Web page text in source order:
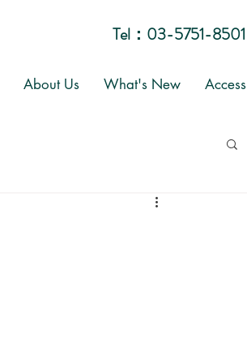
Tel： 03-5751-8501
About Us What's New Access